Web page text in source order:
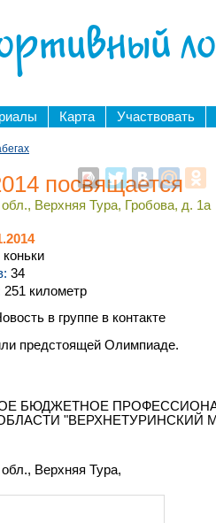
Карта Участвовать
посвящается
Верхняя Тура, Гробова, д. 1а
коньки
34
251 километр
в группе в контакте
предстоящей Олимпиаде.
БЮДЖЕТНОЕ
"ВЕРХНЕТУРИНСКИЙ
Верхняя Тура,